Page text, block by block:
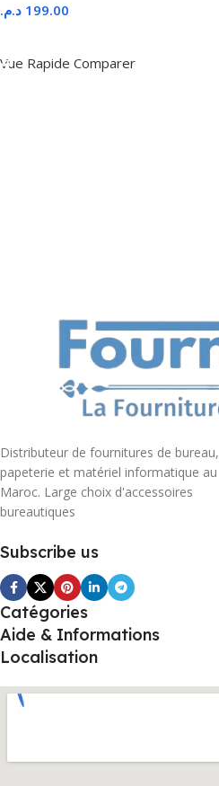
199.00 د.م.
Vue Rapide Comparer
Distributeur de fournitures de bureau,
papeterie et matériel informatique au
Maroc. Large choix d'accessoires
bureautiques
Subscribe us
Catégories
Aide & Informations
Localisation